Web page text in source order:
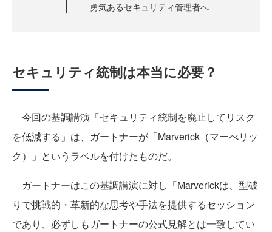
勇気あるセキュリティ管理者へ
セキュリティ統制は本当に必要？
今回の基調講演「セキュリティ統制を廃止してリスク
を低減する」は、ガートナーが「Marverick（マーべリッ
ク）」というラベルを付けたものだ。
ガートナーはこの基調講演に対し「Marverickは、型破
りで挑戦的・革新的な思考や手法を提供するセッション
であり、必ずしもガートナーの公式見解とは一致してい